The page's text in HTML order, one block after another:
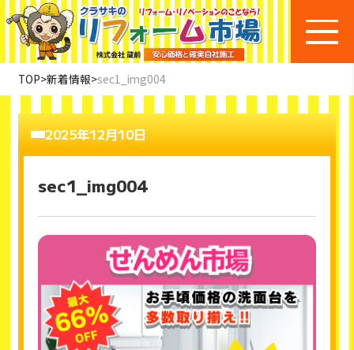
TOP>新着情報>sec1_img004
2025年12月10日
sec1_img004